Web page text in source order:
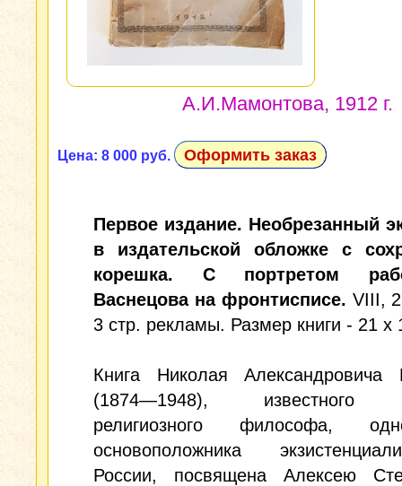
А.И.Мамонтова, 1912 г.
Цена: 8 000 руб. Оформить заказ
Первое издание. Необрезанный
в издательской обложке с
корешка. С портретом
Васнецова на фронтисписе. VIII,
3 стр. рекламы. Размер книги - 21 х
Книга Николая Александровича
(1874—1948), известного
религиозного философа,
основоположника
России, посвящена Алексею